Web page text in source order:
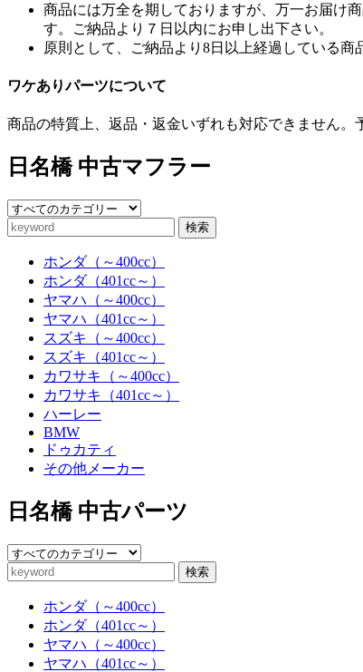
商品には万全を期しておりますが、万一お届け
す。ご納品より７日以内にお申し出下さい。
原則として、ご納品より8日以上経過している
ワケありパーツについて
商品の特質上、返品・返金いずれも対応できません。
日名橋 中古マフラー
検索
ホンダ（～400cc）
ホンダ（401cc～）
ヤマハ（～400cc）
ヤマハ（401cc～）
スズキ（～400cc）
スズキ（401cc～）
カワサキ（～400cc）
カワサキ（401cc～）
ハーレー
BMW
ドゥカティ
その他メーカー
日名橋 中古パーツ
検索
ホンダ（～400cc）
ホンダ（401cc～）
ヤマハ（～400cc）
ヤマハ（401cc～）